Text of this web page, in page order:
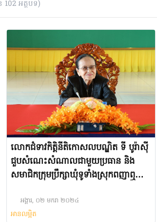
102 អត្ថបទ)
លោកជំទាវកិត្តិនីតិកោសលបណ្ឌិត ទី បូរ៉ាស៊ី
ជួបសំណេះសំណាលជាមួយប្រធាន និង
សមាជិកក្រុមប្រឹក្សាឃុំទូទាំងស្រុកពញាឮ
អង្គារ, ០២ មករា ២០២៤
អានលម្អិត